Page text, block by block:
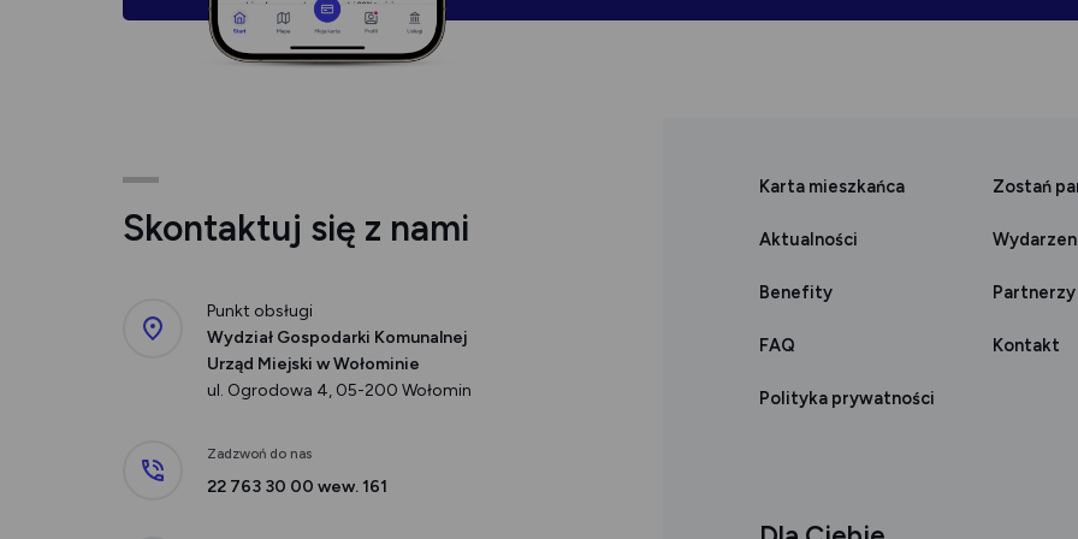
się się
Skontaktuj się z nami
Punkt obsługi
Wydział Gospodarki Komunalnej
Urząd Miejski w Wołominie
ul. Ogrodowa 4, 05-200 Wołomin
Zadzwoń do nas
22 763 30 00 wew. 161
Karta mieszkańca Zostań
Aktualności
Benefity Partnerzy
FAQ Kontakt
Polityka prywatności